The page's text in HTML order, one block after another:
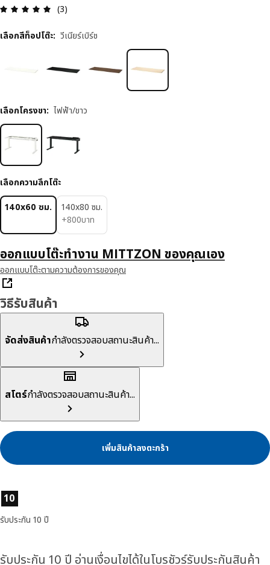
ความคิดเห็น: 5 จาก 5 ดาว รีวิวทั้งหมด: 3
(3)
เลือกสีท็อปโต๊ะ: วีเนียร์เบิร์ช
เลือกโครงขา: ไฟฟ้า/ขาว
เลือกความลึกโต๊ะ
140x60 ซม.
140x80 ซม.
+800บาท
800บาท
ออกแบบโต๊ะทำงาน MITTZON ของคุณเอง
ออกแบบโต๊ะตามความต้องการของคุณ
วิธีรับสินค้า
จัดส่งสินค้ากำลังตรวจสอบสถานะสินค้า...
สโตร์กำลังตรวจสอบสถานะสินค้า...
เพิ่มสินค้าลงตะกร้า
ลักษณะสินค้า
10
รับประกัน 10 ปี
รับประกัน 10 ปี อ่านเงื่อนไขได้ในโบรชัวร์รับประกันสินค้า